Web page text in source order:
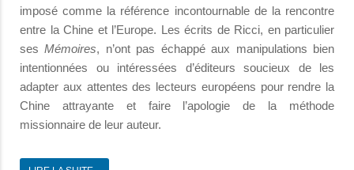
imposé comme la référence incontournable de la rencontre
entre la Chine et l’Europe. Les écrits de Ricci, en particulier
sesMémoires, n’ont pas échappé aux manipulations bien
intentionnées ou intéressées d’éditeurs soucieux de les
adapter aux attentes des lecteurs européens pour rendre la
Chine attrayante et faire l’apologie de la méthode
missionnaire de leur auteur.